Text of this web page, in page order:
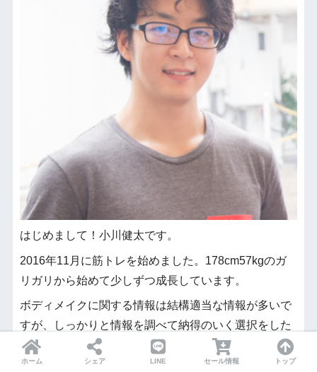
はじめまして！小川健太です。
2016年11月に筋トレを始めました。178cm57kgのガ
リガリから始めて少しずつ成長しています。
ボディメイクに関する情報は結構適当な情報が多いで
すが、しっかりと情報を調べて納得のいく選択をした
いものです。
ホーム シェア LINE セール情報 トップ